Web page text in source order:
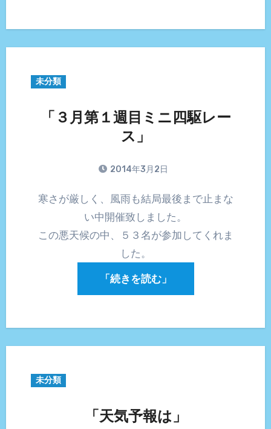
未分類
「３月第１週目ミニ四駆レー
ス」
2014年3月2日
寒さが厳しく、風雨も結局最後まで止まな
い中開催致しました。
この悪天候の中、５３名が参加してくれま
した。
「続きを読む」
未分類
「天気予報は」